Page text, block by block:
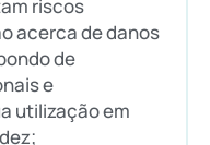
riscos
acerca de danos
de
e
utilização em